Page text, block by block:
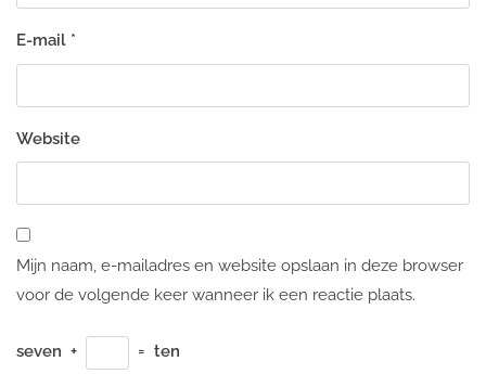
E-mail *
Website
Mijn naam, e-mailadres en website opslaan in deze browser
voor de volgende keer wanneer ik een reactie plaats.
seven + = ten